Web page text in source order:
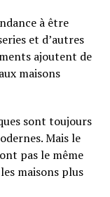
à être
et d’autres
ajoutent de
maisons
sont toujours
Mais le
pas le même
maisons plus